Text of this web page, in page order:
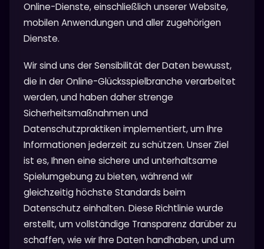
Online-Dienste, einschließlich unserer Website,
mobilen Anwendungen und aller zugehörigen
Dienste.
Wir sind uns der Sensibilität der Daten bewusst,
die in der Online-Glücksspielbranche verarbeitet
werden, und haben daher strenge
Sicherheitsmaßnahmen und
Datenschutzpraktiken implementiert, um Ihre
Informationen jederzeit zu schützen. Unser Ziel
ist es, Ihnen eine sichere und unterhaltsame
Spielumgebung zu bieten, während wir
gleichzeitig höchste Standards beim
Datenschutz einhalten. Diese Richtlinie wurde
erstellt, um vollständige Transparenz darüber zu
schaffen, wie wir Ihre Daten handhaben, und um